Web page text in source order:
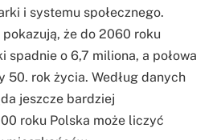
i systemu społecznego.
że do 2060 roku
spadnie o 6,7 miliona, a połowa
50. rok życia. Według danych
jeszcze bardziej
roku Polska może liczyć